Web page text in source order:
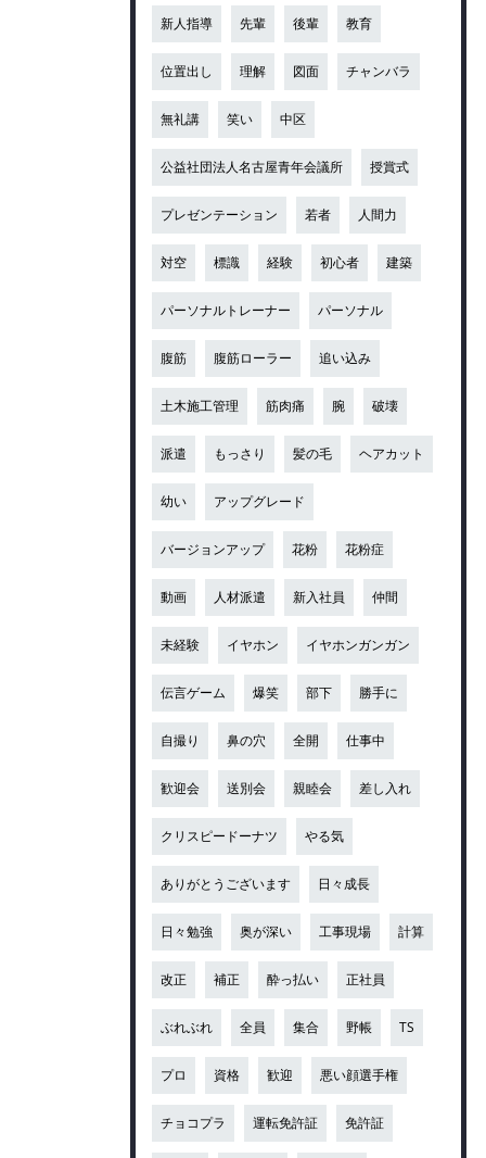
新人指導 先輩 後輩 教育
位置出し 理解 図面 チャンバラ
無礼講 笑い 中区
公益社団法人名古屋青年会議所 授賞式
プレゼンテーション 若者 人間力
対空 標識 経験 初心者 建築
パーソナルトレーナー パーソナル
腹筋 腹筋ローラー 追い込み
土木施工管理 筋肉痛 腕 破壊
派遣 もっさり 髪の毛 ヘアカット
幼い アップグレード
バージョンアップ 花粉 花粉症
動画 人材派遣 新入社員 仲間
未経験 イヤホン イヤホンガンガン
伝言ゲーム 爆笑 部下 勝手に
自撮り 鼻の穴 全開 仕事中
歓迎会 送別会 親睦会 差し入れ
クリスピードーナツ やる気
ありがとうございます 日々成長
日々勉強 奥が深い 工事現場 計算
改正 補正 酔っ払い 正社員
ぶれぶれ 全員 集合 野帳 TS
プロ 資格 歓迎 悪い顔選手権
チョコプラ 運転免許証 免許証